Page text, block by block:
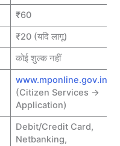
₹60
₹20 (यदि लागू)
कोई शुल्क नहीं
www.mponline.gov.in
(Citizen Services →
Application)
Debit/Credit Card,
Netbanking,